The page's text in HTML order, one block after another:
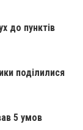
до пунктів
поділилися
5 умов